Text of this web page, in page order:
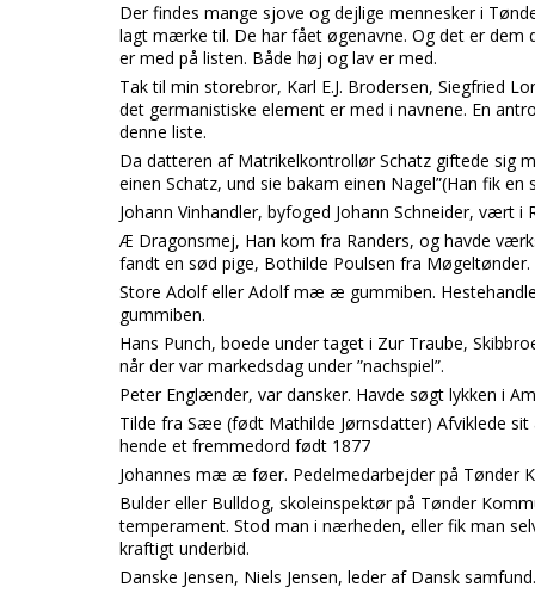
Der findes mange sjove og dejlige mennesker i
lagt mærke til. De har fået øgenavne. Og det er
er med på listen. Både høj og lav er med.
Tak til min storebror, Karl E.J. Brodersen, Siegfried
det germanistiske element er med i navnene. En
denne liste.
Da datteren af Matrikelkontrollør Schatz giftede sig
einen Schatz, und sie bakam einen Nagel”(Han fik
Johann Vinhandler, byfoged Johann Schneider, vært i
Æ Dragonsmej, Han kom fra Randers, og havde
fandt en sød pige, Bothilde Poulsen fra Møgeltønder.
Store Adolf eller Adolf mæ æ gummiben.
gummiben.
Hans Punch, boede under taget i Zur Traube,
når der var markedsdag under ”nachspiel”.
Peter Englænder, var dansker. Havde søgt lykken i
Tilde fra Sæe (født Mathilde Jørnsdatter) Afviklede
hende et fremmedord født 1877
Johannes mæ æ føer. Pedelmedarbejder på Tønder
Bulder eller Bulldog, skoleinspektør på Tønder
temperament. Stod man i nærheden, eller fik man
kraftigt underbid.
Danske Jensen, Niels Jensen, leder af Dansk samfund.